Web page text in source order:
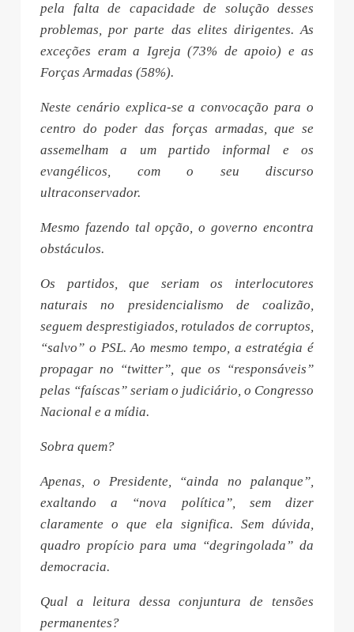
pela falta de capacidade de solução desses
problemas, por parte das elites dirigentes. As
exceções eram a Igreja (73% de apoio) e as
Forças Armadas (58%).
Neste cenário explica-se a convocação para o
centro do poder das forças armadas, que se
assemelham a um partido informal e os
evangélicos, com o seu discurso
ultraconservador.
Mesmo fazendo tal opção, o governo encontra
obstáculos.
Os partidos, que seriam os interlocutores
naturais no presidencialismo de coalizão,
seguem desprestigiados, rotulados de corruptos,
“salvo” o PSL. Ao mesmo tempo, a estratégia é
propagar no “twitter”, que os “responsáveis”
pelas “faíscas” seriam o judiciário, o Congresso
Nacional e a mídia.
Sobra quem?
Apenas, o Presidente, “ainda no palanque”,
exaltando a “nova política”, sem dizer
claramente o que ela significa. Sem dúvida,
quadro propício para uma “degringolada” da
democracia.
Qual a leitura dessa conjuntura de tensões
permanentes?